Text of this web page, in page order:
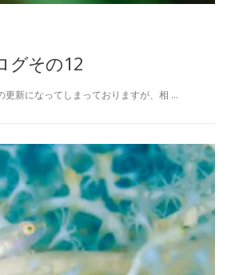
グその12
更新になってしまっておりますが、相 …